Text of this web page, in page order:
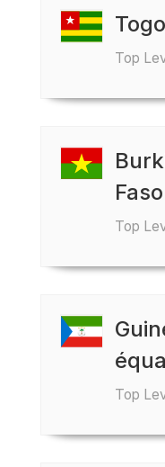
Togo
Top
Faso
Top
Top